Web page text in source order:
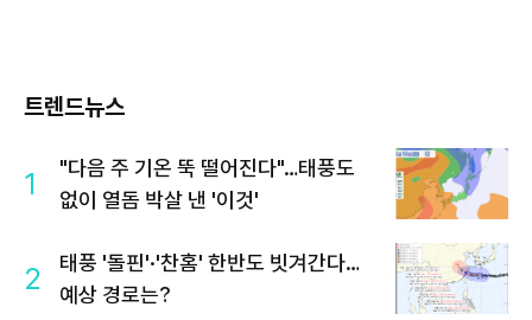
트렌드뉴스
1
"다음 주 기온 뚝 떨어진다"…태풍도
없이 열돔 박살 낸 '이것'
2
태풍 '돌핀'·'찬홈' 한반도 빗겨간다…
예상 경로는?